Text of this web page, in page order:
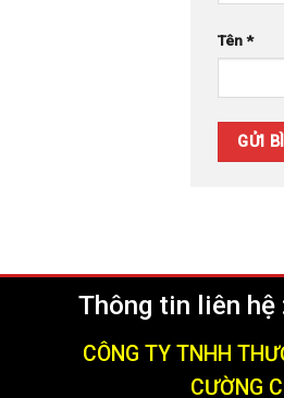
Tên*
Thông tin liên hệ
CÔNG TY TNHH
CƯỜNG